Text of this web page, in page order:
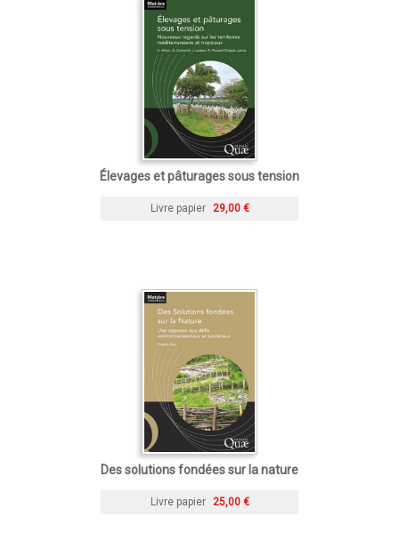
Élevages et pâturages sous tension
Livre papier 29,00 €
Des solutions fondées sur la nature
Livre papier 25,00 €